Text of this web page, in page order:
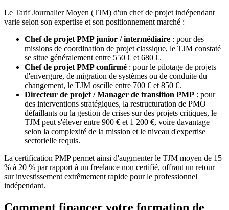
Le Tarif Journalier Moyen (TJM) d'un chef de projet indépendant
varie selon son expertise et son positionnement marché :
Chef de projet PMP junior / intermédiaire : pour des
missions de coordination de projet classique, le TJM constaté
se situe généralement entre 550 € et 680 €.
Chef de projet PMP confirmé : pour le pilotage de projets
d'envergure, de migration de systèmes ou de conduite du
changement, le TJM oscille entre 700 € et 850 €.
Directeur de projet / Manager de transition PMP : pour
des interventions stratégiques, la restructuration de PMO
défaillants ou la gestion de crises sur des projets critiques, le
TJM peut s'élever entre 900 € et 1 200 €, voire davantage
selon la complexité de la mission et le niveau d'expertise
sectorielle requis.
La certification PMP permet ainsi d'augmenter le TJM moyen de 15
% à 20 % par rapport à un freelance non certifié, offrant un retour
sur investissement extrêmement rapide pour le professionnel
indépendant.
Comment financer votre formation de